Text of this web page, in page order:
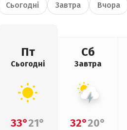
Сьогодні Завтра Вчора
Пт
Сьогодні
33°21°
Сб
Завтра
32°20°